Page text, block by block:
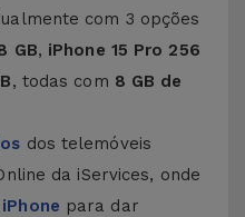
com 3 opções
GB, iPhone 15 Pro 256
, todas com 8 GB de
dos telemóveis
da iServices, onde
para dar